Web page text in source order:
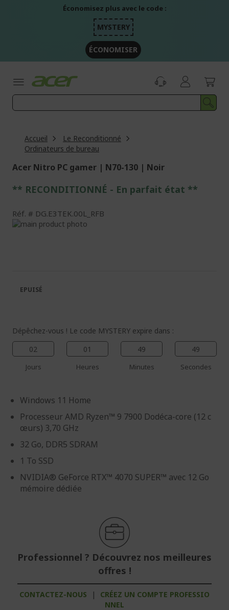
Économisez plus avec le code :
MYSTERY
ÉCONOMISER
Accueil
Le Reconditionné
Ordinateurs de bureau
Acer Nitro PC gamer | N70-130 | Noir
** RECONDITIONNÉ - En parfait état **
Réf. DG.E3TEK.00L_RFB
Passer
galerie
d’images
Galerie
d’images
Dépêchez-vous ! Le code MYSTERY expire dans :
02
Jours
01
Heures
49
Minutes
49
Secondes
Windows 11 Home
Processeur AMD Ryzen™ 9 7900 Dodéca-core (12 c
œurs) 3,70 GHz
32 Go, DDR5 SDRAM
1 To SSD
NVIDIA® GeForce RTX™ 4070 SUPER™ avec 12 Go
mémoire dédiée
Professionnel ? Découvrez nos meilleures
offres !
CONTACTEZ-NOUS |
CRÉEZ UN COMPTE PROFESSIO
NNEL
EPUISÉ